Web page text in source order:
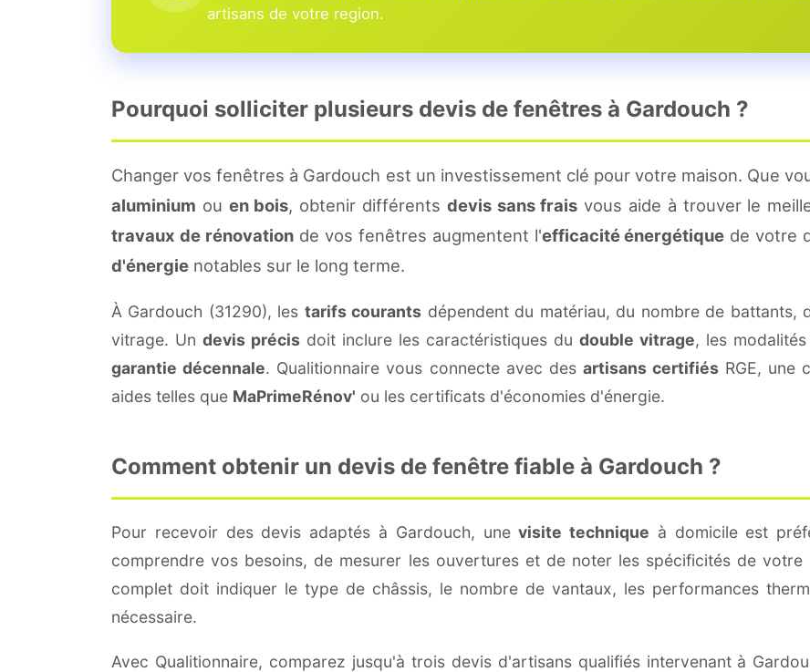
artisans de votre region.
Pourquoi solliciter plusieurs devis de fenêtres à Gardouch ?
Changer vos fenêtres à Gardouch est un investissement clé pour votre maison. Que
aluminium ou en bois, obtenir différents devis sans frais vous aide à trouver le
travaux de rénovationde vos fenêtres augmentent l'efficacité énergétique de votre
d'énergie notables sur le long terme.
À Gardouch (31290), les tarifs courants dépendent du matériau, du nombre de battants,
vitrage. Un devis précis doit inclure les caractéristiques du double vitrage, les
garantie décennale. Qualitionnaire vous connecte avec des artisans certifiés RGE, une
aides telles que MaPrimeRénov' ou les certificats d'économies d'énergie.
Comment obtenir un devis de fenêtre fiable à Gardouch ?
Pour recevoir des devis adaptés à Gardouch, unevisite technique à domicile est
comprendre vos besoins, de mesurer les ouvertures et de noter les spécificités de votre
complet doit indiquer le type de châssis, le nombre de vantaux, les performances
nécessaire.
Avec Qualitionnaire, comparez jusqu'à trois devis d'artisans qualifiés intervenant à